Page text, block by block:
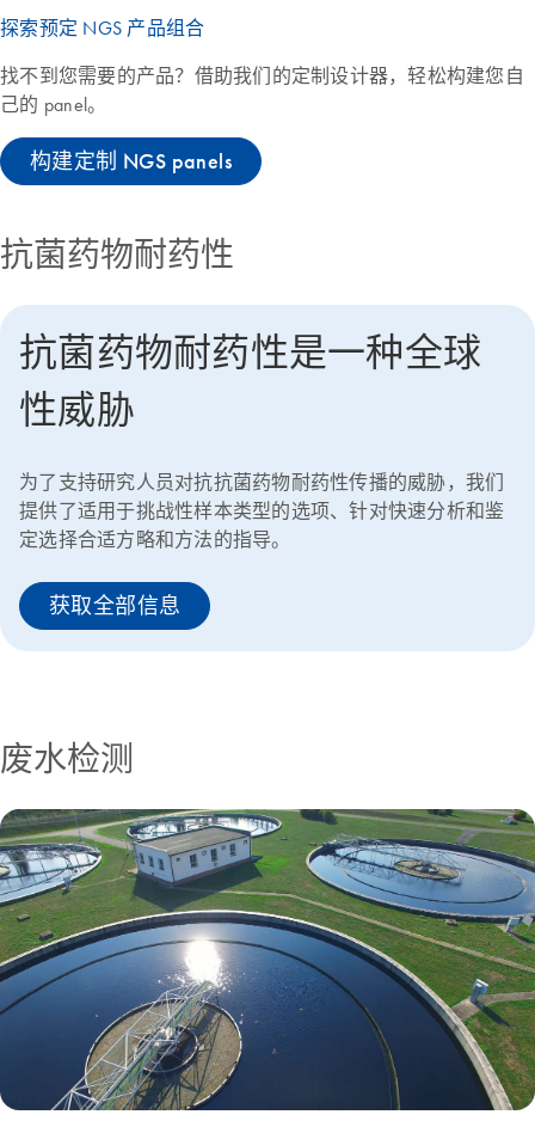
探索预定 NGS 产品组合
找不到您需要的产品？借助我们的定制设计器，轻松构建您自
己的 panel。
构建定制 NGS panels
抗菌药物耐药性
抗菌药物耐药性是一种全球
性威胁
为了支持研究人员对抗抗菌药物耐药性传播的威胁，我们
提供了适用于挑战性样本类型的选项、针对快速分析和鉴
定选择合适方略和方法的指导。
获取全部信息
废水检测